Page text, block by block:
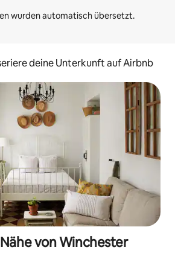
deine Unterkunft auf Airbnb
von Winchester